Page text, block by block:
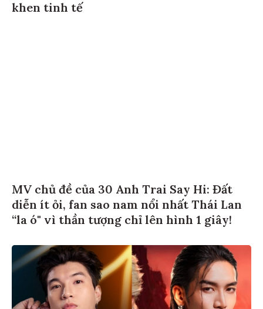
khen tinh tế
MV chủ đề của 30 Anh Trai Say Hi: Đất
diễn ít ỏi, fan sao nam nổi nhất Thái Lan
“la ó" vì thần tượng chỉ lên hình 1 giây!